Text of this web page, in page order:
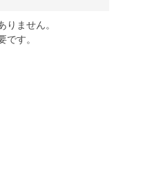
りません。
です。